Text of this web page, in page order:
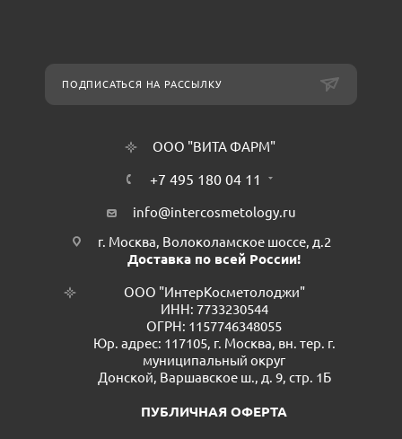
ПОДПИСАТЬСЯ НА РАССЫЛКУ
ООО "ВИТА ФАРМ"
+7 495 180 04 11
info@intercosmetology.ru
г. Москва, Волоколамское шоссе, д.2
Доставка по всей России!
ООО "ИнтерКосметолоджи"
ИНН: 7733230544
ОГРН: 1157746348055
Юр. адрес: 117105, г. Москва, вн. тер. г.
муниципальный округ
Донской, Варшавское ш., д. 9, стр. 1Б
ПУБЛИЧНАЯ ОФЕРТА